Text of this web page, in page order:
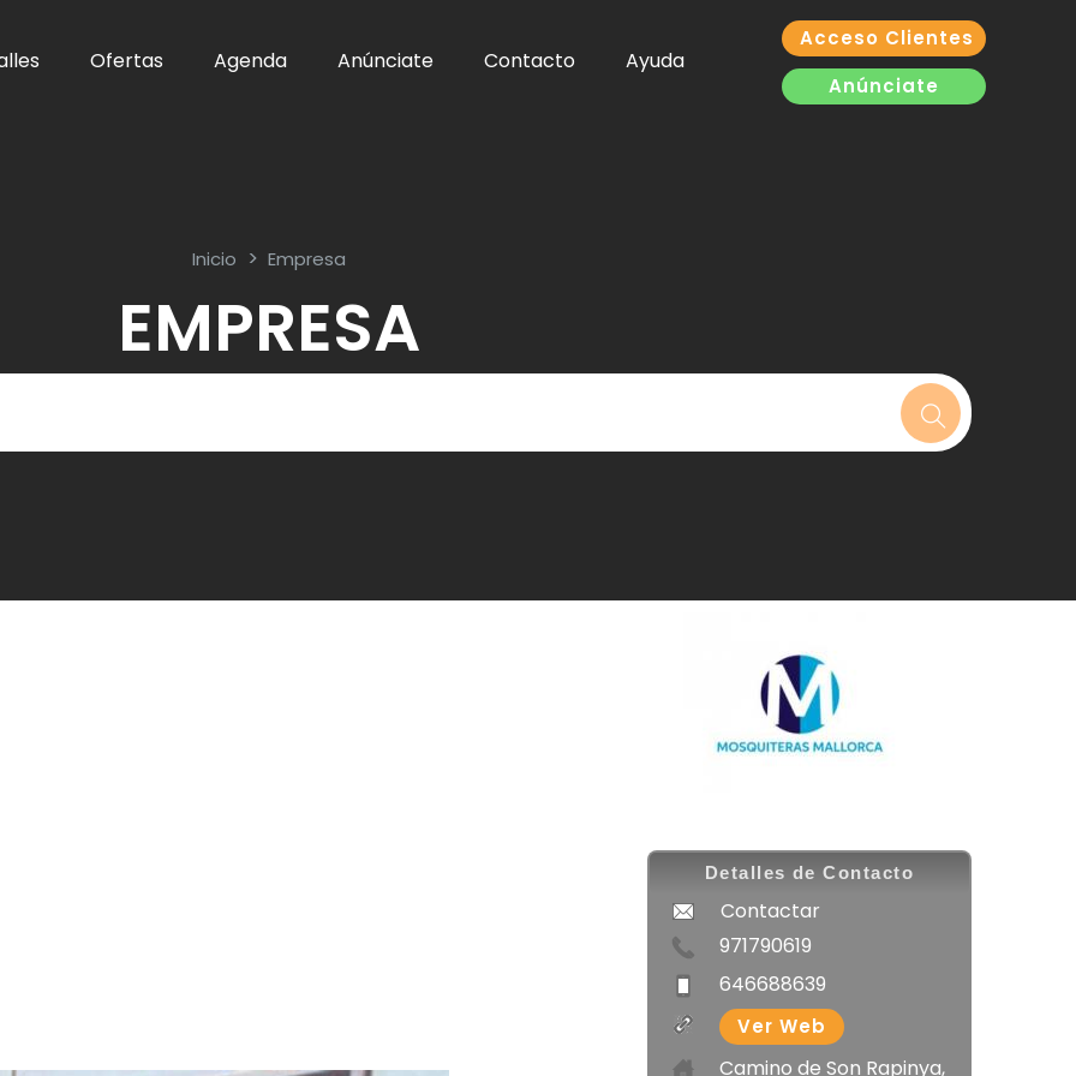
Ofertas Agenda Anúnciate Contacto Ayuda
Acceso Clientes
Anúnciate
Inicio Empresa
EMPRESA
Detalles de Contacto
Contactar
971790619
646688639
Ver Web
Camino de Son Rapinya,